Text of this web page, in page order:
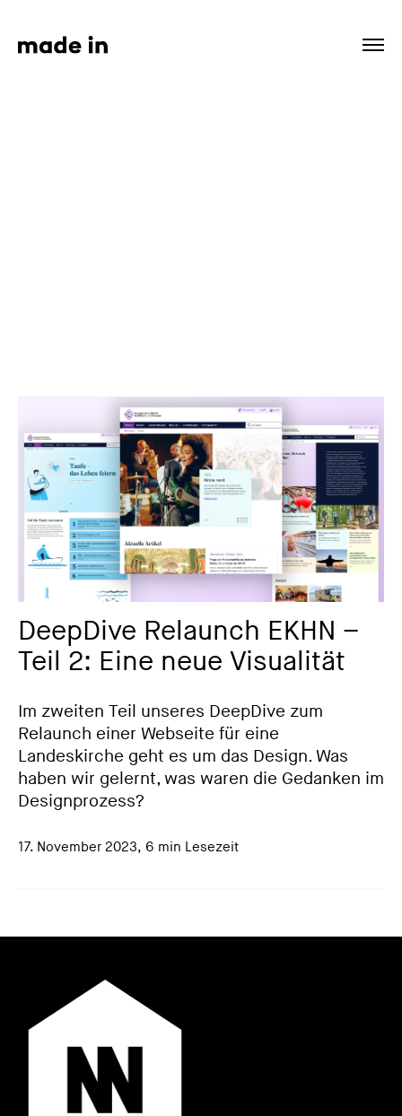
DeepDive Relaunch EKHN –
Teil 2: Eine neue Visualität
Im zweiten Teil unseres DeepDive zum
Relaunch einer Webseite für eine
Landeskirche geht es um das Design. Was
haben wir gelernt, was waren die Gedanken im
Designprozess?
17. November 2023, 6 min Lesezeit